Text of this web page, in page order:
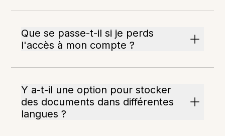
Que se passe-t-il si je perds
l'accès à mon compte ?
Y a-t-il une option pour stocker
des documents dans différentes
langues ?